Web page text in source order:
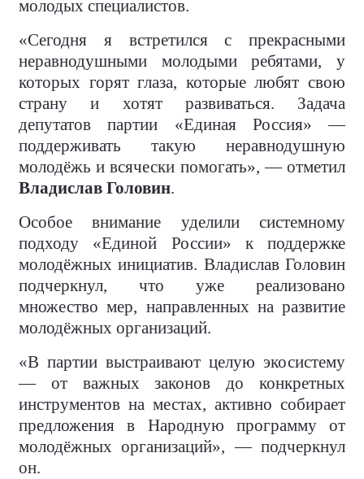
молодых специалистов.
«Сегодня я встретился с прекрасными
неравнодушными молодыми ребятами, у
которых горят глаза, которые любят свою
страну и хотят развиваться. Задача
депутатов партии «Единая Россия» —
поддерживать такую неравнодушную
молодёжь и всячески помогать», — отметил
Владислав Головин.
Особое внимание уделили системному
подходу «Единой России» к поддержке
молодёжных инициатив. Владислав Головин
подчеркнул, что уже реализовано
множество мер, направленных на развитие
молодёжных организаций.
«В партии выстраивают целую экосистему
— от важных законов до конкретных
инструментов на местах, активно собирает
предложения в Народную программу от
молодёжных организаций», — подчеркнул
он.